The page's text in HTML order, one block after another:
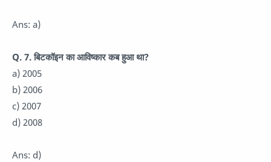
Ans: a)
Q. 7. बिटकॉइन का आविष्कार कब हुआ था?
a) 2005
b) 2006
c) 2007
d) 2008
Ans: d)